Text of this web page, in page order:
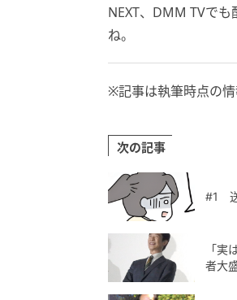
NEXT、DMM TVで
ね。
※記事は執筆時点の
次の記事
#1 送
「
者大